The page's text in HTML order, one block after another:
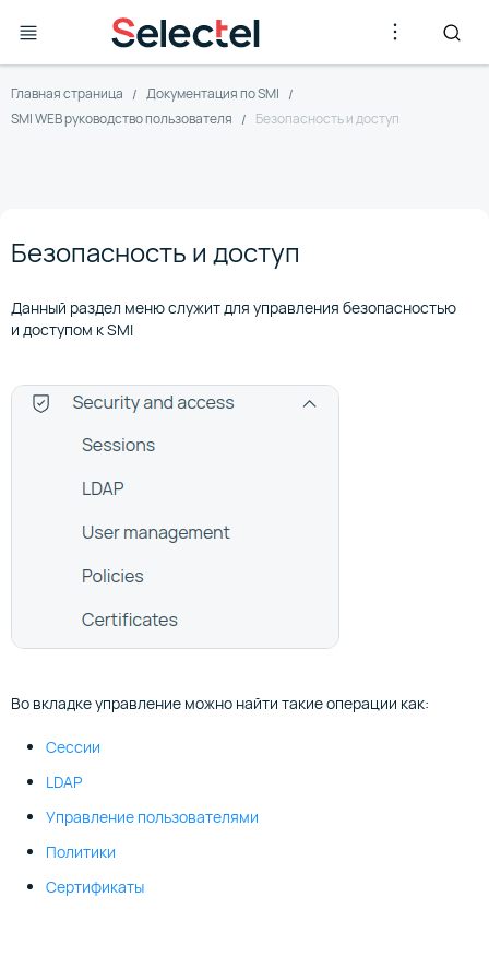
Главная страница
Документация по SMI
SMI WEB руководство пользователя
Безопасность и доступ
Безопасность и доступ
Данный раздел меню служит для управления безопасностью
и доступом к SMI
Во вкладке управление можно найти такие операции как:
Сессии
LDAP
Управление пользователями
Политики
Сертификаты